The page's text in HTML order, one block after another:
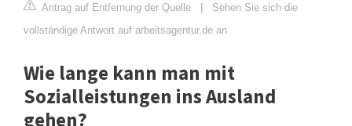
Antrag auf Entfernung der Quelle | Sehen Sie sich die
vollständige Antwort auf arbeitsagentur.de an
Wie lange kann man mit
Sozialleistungen ins Ausland
gehen?